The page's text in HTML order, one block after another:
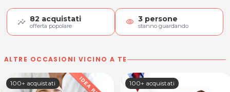
82 acquistati
offerta popolare visibility 3 persone
stanno guardando
ALTRE OCCASIONI VICINO A TE
100+ acquistati 100+ acquistati